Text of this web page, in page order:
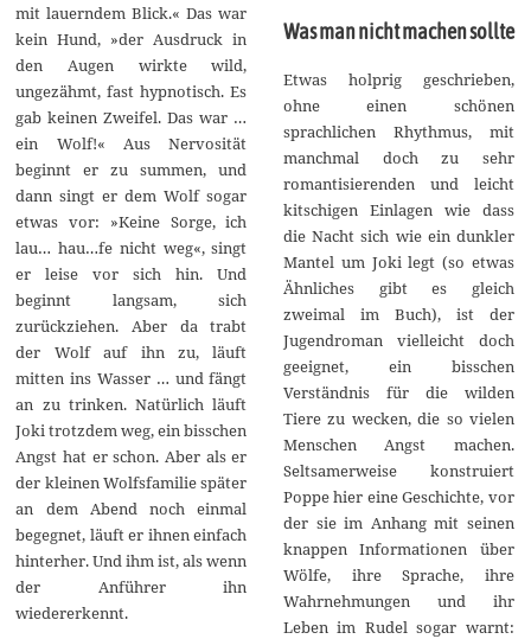
mit lauerndem Blick.« Das war
kein Hund, »der Ausdruck in
den Augen wirkte wild,
ungezähmt, fast hypnotisch. Es
gab keinen Zweifel. Das war …
ein Wolf!« Aus Nervosität
beginnt er zu summen, und
dann singt er dem Wolf sogar
etwas vor: »Keine Sorge, ich
lau… hau…fe nicht weg«, singt
er leise vor sich hin. Und
beginnt langsam, sich
zurückziehen. Aber da trabt
der Wolf auf ihn zu, läuft
mitten ins Wasser … und fängt
an zu trinken. Natürlich läuft
Joki trotzdem weg, ein bisschen
Angst hat er schon. Aber als er
der kleinen Wolfsfamilie später
an dem Abend noch einmal
begegnet, läuft er ihnen einfach
hinterher. Und ihm ist, als wenn
der Anführer ihn
wiedererkennt.
Was man nicht machen sollte
Etwas holprig geschrieben,
ohne einen schönen
sprachlichen Rhythmus, mit
manchmal doch zu sehr
romantisierenden und leicht
kitschigen Einlagen wie dass
die Nacht sich wie ein dunkler
Mantel um Joki legt (so etwas
Ähnliches gibt es gleich
zweimal im Buch), ist der
Jugendroman vielleicht doch
geeignet, ein bisschen
Verständnis für die wilden
Tiere zu wecken, die so vielen
Menschen Angst machen.
Seltsamerweise konstruiert
Poppe hier eine Geschichte, vor
der sie im Anhang mit seinen
knappen Informationen über
Wölfe, ihre Sprache, ihre
Wahrnehmungen und ihr
Leben im Rudel sogar warnt: